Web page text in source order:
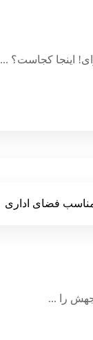
اینجا کجاست؟ ...
را ...